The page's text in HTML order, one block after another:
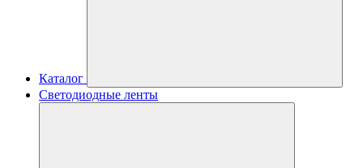
Каталог
Светодиодные ленты